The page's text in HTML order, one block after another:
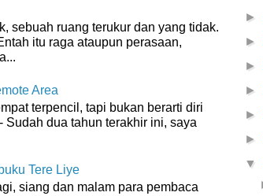
sebuah ruang terukur dan yang tidak.
itu raga ataupun perasaan,
Area
terpencil, tapi bukan berarti diri
Sudah dua tahun terakhir ini, saya
Tere Liye
siang dan malam para pembaca
►
►
►
►
►
►
▼